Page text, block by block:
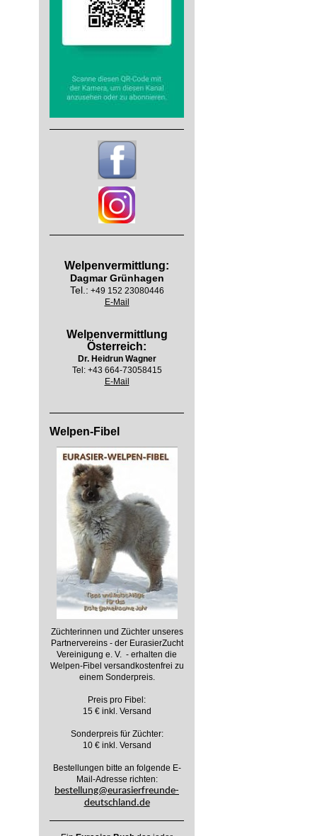
Welpenvermittlung:
Dagmar Grünhagen
Tel.: +49 152 23080446
E-Mail
Welpenvermittlung
Österreich:
Dr. Heidrun Wagner
Tel:+43 664-73058415
E-Mail
Welpen-Fibel
Züchterinnen und Züchter unseres
Partnervereins - der EurasierZucht
Vereinigung e. V. - erhalten die
Welpen-Fibel versandkostenfrei zu
einem Sonderpreis.
Preis pro Fibel:
15 € inkl. Versand
Sonderpreis für Züchter:
10 € inkl. Versand
Bestellungen bitte an folgende E-
Mail-Adresse richten:
bestellung@eurasierfreunde-
deutschland.de